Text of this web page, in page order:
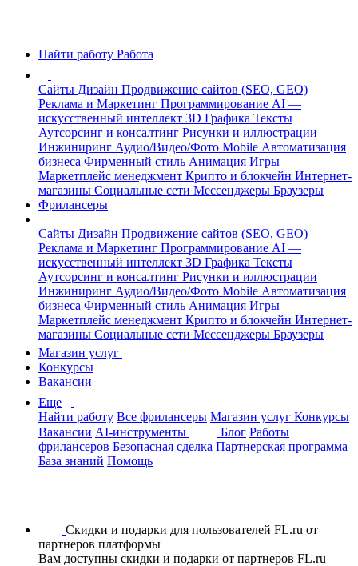
Найти работу Работа
Сайты Дизайн Продвижение сайтов (SEO, GEO)
Реклама и Маркетинг Программирование AI —
искусственный интеллект 3D Графика Тексты
Аутсорсинг и консалтинг Рисунки и иллюстрации
Инжиниринг Аудио/Видео/Фото Mobile Автоматизация
бизнеса Фирменный стиль Анимация Игры
Маркетплейс менеджмент Крипто и блокчейн Интернет-
магазины Социальные сети Мессенджеры Браузеры
Фрилансеры
Сайты Дизайн Продвижение сайтов (SEO, GEO)
Реклама и Маркетинг Программирование AI —
искусственный интеллект 3D Графика Тексты
Аутсорсинг и консалтинг Рисунки и иллюстрации
Инжиниринг Аудио/Видео/Фото Mobile Автоматизация
бизнеса Фирменный стиль Анимация Игры
Маркетплейс менеджмент Крипто и блокчейн Интернет-
магазины Социальные сети Мессенджеры Браузеры
Магазин услуг
Конкурсы
Вакансии
Еще
Найти работу Все фрилансеры Магазин услуг Конкурсы
Вакансии AI-инструменты Блог Работы
фрилансеров Безопасная сделка Партнерская программа
База знаний Помощь
Скидки и подарки для пользователей FL.ru от
партнеров платформы
Вам доступны скидки и подарки от партнеров FL.ru